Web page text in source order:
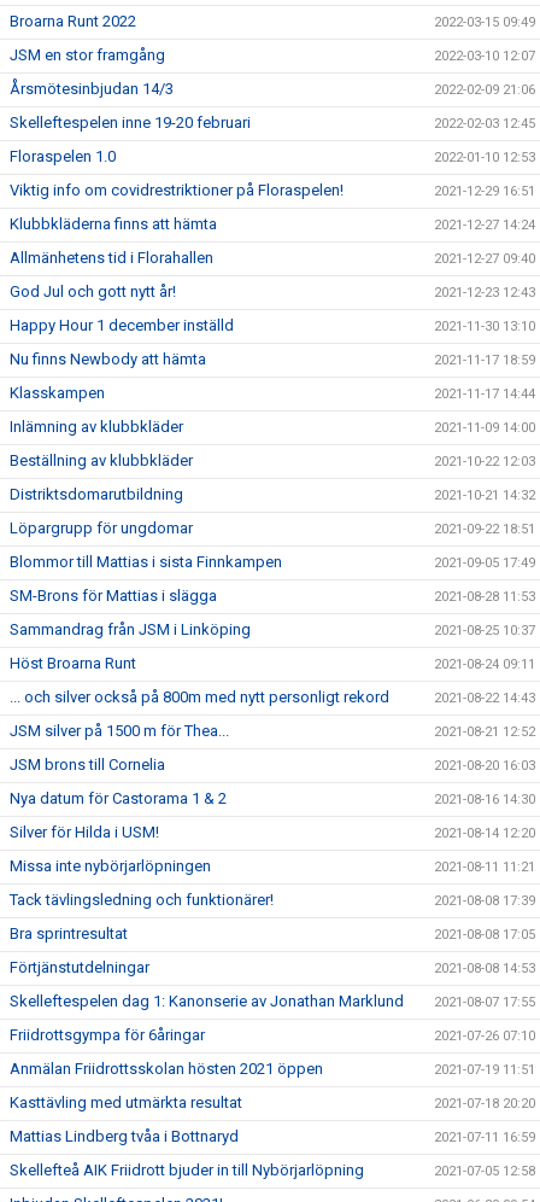
Broarna Runt 2022 2022-03-15 09:49
JSM en stor framgång 2022-03-10 12:07
Årsmötesinbjudan 14/3 2022-02-09 21:06
Skelleftespelen inne 19-20 februari 2022-02-03 12:45
Floraspelen 1.0 2022-01-10 12:53
Viktig info om covidrestriktioner på Floraspelen! 2021-12-29 16:51
Klubbkläderna finns att hämta 2021-12-27 14:24
Allmänhetens tid i Florahallen 2021-12-27 09:40
God Jul och gott nytt år! 2021-12-23 12:43
Happy Hour 1 december inställd 2021-11-30 13:10
Nu finns Newbody att hämta 2021-11-17 18:59
Klasskampen 2021-11-17 14:44
Inlämning av klubbkläder 2021-11-09 14:00
Beställning av klubbkläder 2021-10-22 12:03
Distriktsdomarutbildning 2021-10-21 14:32
Löpargrupp för ungdomar 2021-09-22 18:51
Blommor till Mattias i sista Finnkampen 2021-09-05 17:49
SM-Brons för Mattias i slägga 2021-08-28 11:53
Sammandrag från JSM i Linköping 2021-08-25 10:37
Höst Broarna Runt 2021-08-24 09:11
... och silver också på 800m med nytt personligt rekord 2021-08-22 14:43
JSM silver på 1500 m för Thea... 2021-08-21 12:52
JSM brons till Cornelia 2021-08-20 16:03
Nya datum för Castorama 1 & 2 2021-08-16 14:30
Silver för Hilda i USM! 2021-08-14 12:20
Missa inte nybörjarlöpningen 2021-08-11 11:21
Tack tävlingsledning och funktionärer! 2021-08-08 17:39
Bra sprintresultat 2021-08-08 17:05
Förtjänstutdelningar 2021-08-08 14:53
Skelleftespelen dag 1: Kanonserie av Jonathan Marklund 2021-08-07 17:55
Friidrottsgympa för 6åringar 2021-07-26 07:10
Anmälan Friidrottsskolan hösten 2021 öppen 2021-07-19 11:51
Kasttävling med utmärkta resultat 2021-07-18 20:20
Mattias Lindberg tvåa i Bottnaryd 2021-07-11 16:59
Skellefteå AIK Friidrott bjuder in till Nybörjarlöpning 2021-07-05 12:58